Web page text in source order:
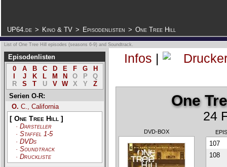
UP64.de > Kino & TV > Episodenlisten > One Tree Hill
List of One Tree Hill episodes (seasons 6-9) and Soundtrack.
Episodenlisten
0
A B C D E F G
H
J K L M N O P
Q
R
S T U V W X Y
Z
Serien O-R:
O. C., California
[ One Tree Hill ]
· Darsteller
· Staffel 1-5
· DVDs
· Soundtrack
· Druckliste
Infos
One
24
DVD-BOX
107
108